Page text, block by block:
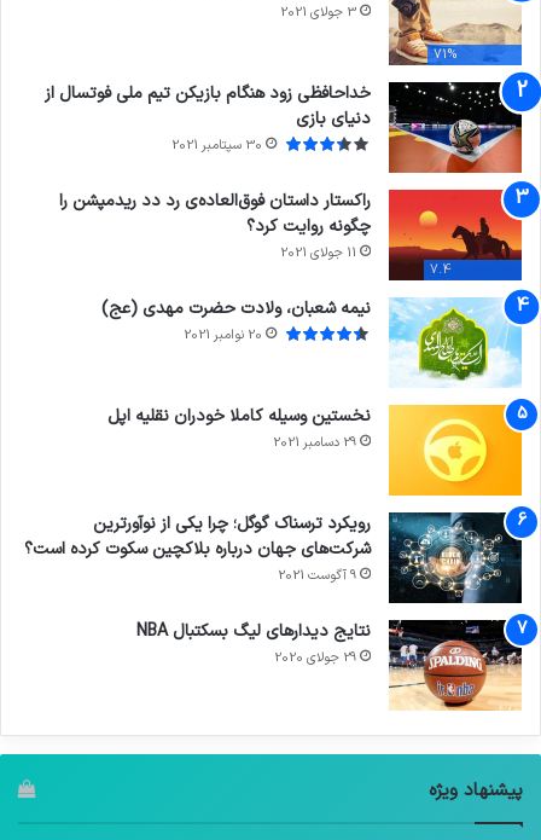
71%
3 جولای 2021
خداحافظی زود هنگام بازیکن تیم ملی فوتسال از
دنیای بازی
30 سپتامبر 2021
7.4
راکستار داستان فوق‌العاده‌ی رد دد ریدمپشن را
چگونه روایت کرد؟
11 جولای 2021
نیمه شعبان، ولادت حضرت مهدی (عج)
20 نوامبر 2021
نخستین وسیله کاملا خودران نقلیه اپل
29 دسامبر 2021
رویکرد ترسناک گوگل؛ چرا یکی از نوآورترین
شرکت‌های جهان درباره بلاکچین سکوت کرده است؟
9 آگوست 2021
نتایج دیدار‌های لیگ بسکتبال NBA
29 جولای 2020
پیشنهاد ویژه